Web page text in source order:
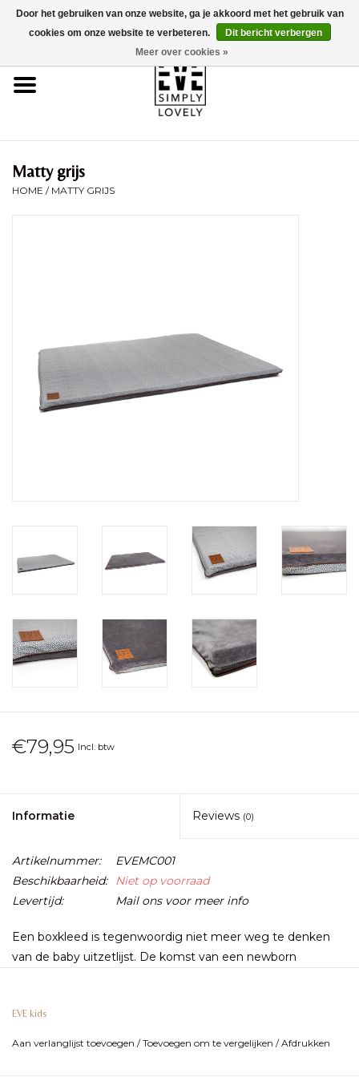
0 Artikelen - €0,00
Home
Duurzaamheid
BLOG
Matty grijs
HOME / MATTY GRIJS
€79,95 Incl. btw
Informatie Reviews (0)
Artikelnummer:
EVEMC001
Beschikbaarheid:
Niet op voorraad
Levertijd:
Mail ons voor meer info
Een boxkleed is tegenwoordig niet meer weg te denken
van de baby uitzetlijst. De komst van een newborn
kinderkamer, maar ook voor je mooi gestylde huiskamer!
EVE kids
Aan verlanglijst toevoegen /Toevoegen om te vergelijken /Afdrukken
Door het gebruiken van onze website, ga je akkoord met het gebruik van
cookies om onze website te verbeteren.
Dit bericht verbergen
Meer over cookies »